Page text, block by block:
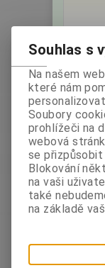
LAB -
lepku
původu:
Souhlas s
Na našem
které nám
Soubory
prohlížeči na
webová
se
Blokování
na vaši
také
na základě